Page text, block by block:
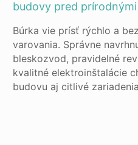
budovy pred
Búrka vie prísť rýchlo a bez
varovania. Správne
bleskozvod, pravidelné
kvalitné elektroinštalácie
budovu aj citlivé